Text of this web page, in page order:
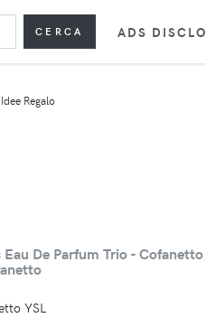
CERCA ADS
Regalo
De Parfum Trio - Cofanetto
YSL